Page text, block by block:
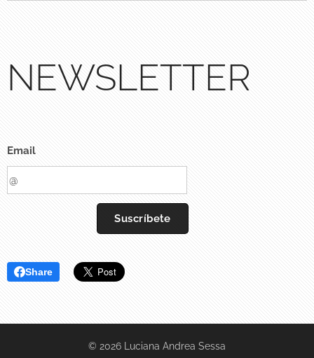
NEWSLETTER
Email
Suscríbete
Share
© 2026 Luciana Andrea Sessa